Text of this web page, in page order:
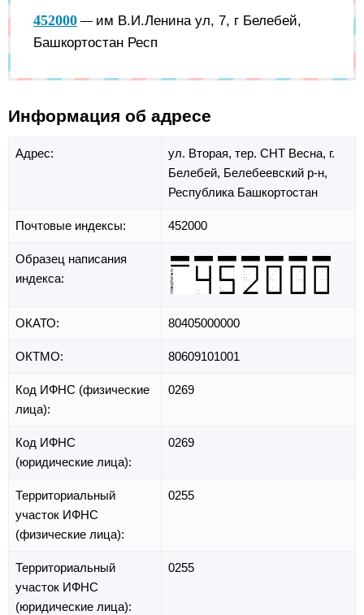
452000 — им В.И.Ленина ул, 7, г Белебей,
Башкортостан Респ
Информация об адресе
Адрес: ул. Вторая, тер. СНТ Весна, г.
Белебей, Белебеевский р-н,
Республика Башкортостан
Почтовые индексы: 452000
Образец написания
индекса:
ОКАТО: 80405000000
ОКТМО: 80609101001
Код ИФНС (физические
лица):
0269
Код ИФНС
(юридические лица):
0269
Территориальный
участок ИФНС
(физические лица):
0255
Территориальный
участок ИФНС
(юридические лица):
0255